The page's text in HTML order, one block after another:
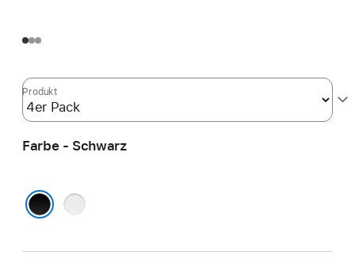
Produkt
Farbe - Schwarz
Grau